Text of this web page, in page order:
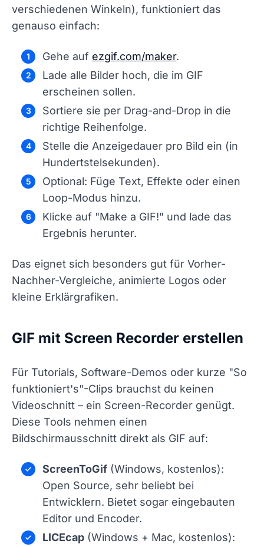
verschiedenen Winkeln), funktioniert das
genauso einfach:
Gehe auf ezgif.com/maker.
Lade alle Bilder hoch, die im GIF
erscheinen sollen.
Sortiere sie per Drag-and-Drop in die
richtige Reihenfolge.
Stelle die Anzeigedauer pro Bild ein (in
Hundertstelsekunden).
Optional: Füge Text, Effekte oder einen
Loop-Modus hinzu.
Klicke auf "Make a GIF!" und lade das
Ergebnis herunter.
Das eignet sich besonders gut für Vorher-
Nachher-Vergleiche, animierte Logos oder
kleine Erklärgrafiken.
GIF mit Screen Recorder erstellen
Für Tutorials, Software-Demos oder kurze "So
funktioniert's"-Clips brauchst du keinen
Videoschnitt – ein Screen-Recorder genügt.
Diese Tools nehmen einen
Bildschirmausschnitt direkt als GIF auf:
ScreenToGif (Windows, kostenlos):
Open Source, sehr beliebt bei
Entwicklern. Bietet sogar eingebauten
Editor und Encoder.
LICEcap (Windows + Mac, kostenlos):